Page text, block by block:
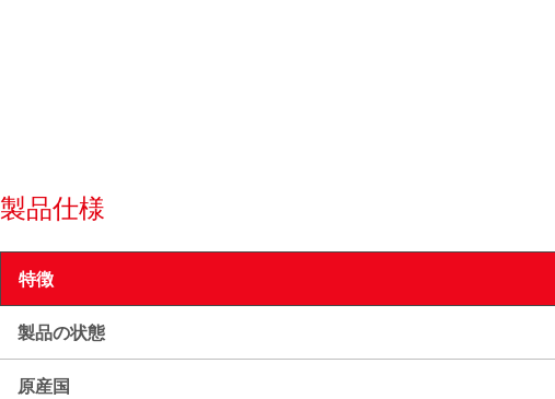
製品仕様
特徴
製品の状態
原産国